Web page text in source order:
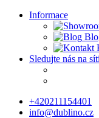
Informace
Sledujte nás na
+420211154401
info@dublino.cz